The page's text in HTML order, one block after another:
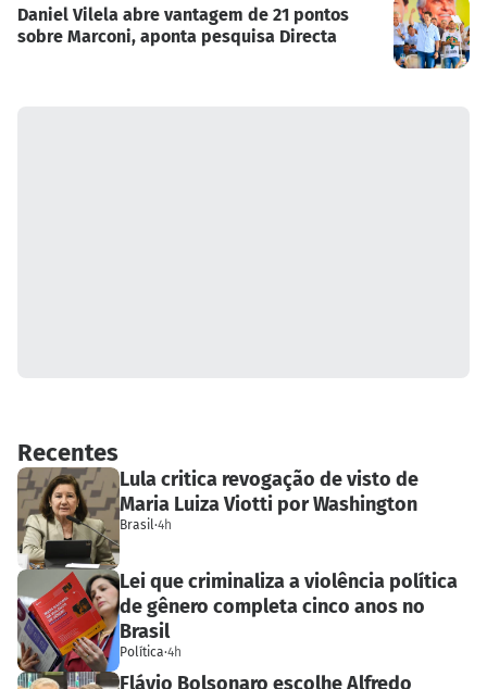
Daniel Vilela abre vantagem de 21 pontos
sobre Marconi, aponta pesquisa Directa
Recentes
Lula critica revogação de visto de
Maria Luiza Viotti por Washington
Brasil·4h
Lei que criminaliza a violência política
de gênero completa cinco anos no
Brasil
Política·4h
Flávio Bolsonaro escolhe Alfredo